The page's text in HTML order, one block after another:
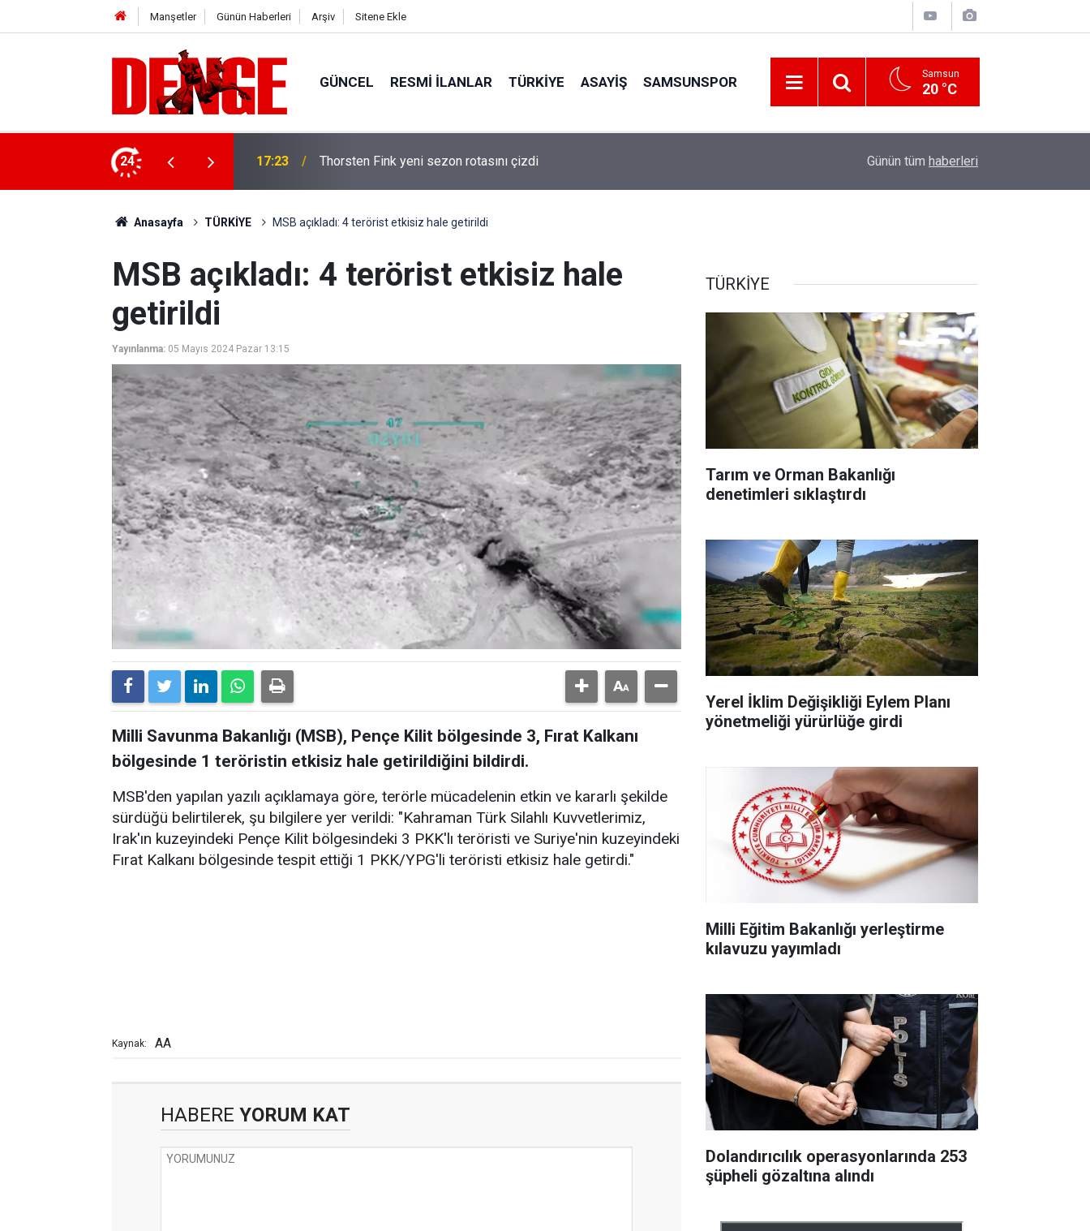
Manşetler Günün Haberleri Arşiv Sitene Ekle
GÜNCEL RESMI İLANLAR TÜRKİYE ASAYİŞ SAMSUNSPOR Samsun
20 °C
24 17:23 Thorsten Fink yeni sezon rotasını çizdi Vatandaşlar evlerinden danışmanlık hizmeti
Günün tüm haberleri
Anasayfa TÜRKİYE MSB açıkladı: 4 terörist etkisiz hale getirildi
MSB açıkladı: 4 terörist etkisiz hale
getirildi
Yayınlanma: 05 Mayıs 2024 Pazar 13:15
Milli Savunma Bakanlığı (MSB), Pençe Kilit bölgesinde 3, Fırat Kalkanı
bölgesinde 1 teröristin etkisiz hale getirildiğini bildirdi.
MSB'den yapılan yazılı açıklamaya göre, terörle mücadelenin etkin ve kararlı şekilde
sürdüğü belirtilerek, şu bilgilere yer verildi: "Kahraman Türk Silahlı Kuvvetlerimiz,
Irak'ın kuzeyindeki Pençe Kilit bölgesindeki 3 PKK'lı teröristi ve Suriye'nin kuzeyindeki
Fırat Kalkanı bölgesinde tespit ettiği 1 PKK/YPG'li teröristi etkisiz hale getirdi."
Kaynak: AA
HABERE YORUM KAT
TÜRKİYE
Tarım ve Orman Bakanlığı
denetimleri sıklaştırdı
Yerel İklim Değişikliği Eylem Planı
yönetmeliği yürürlüğe girdi
Milli Eğitim Bakanlığı yerleştirme
kılavuzu yayımladı
Dolandırıcılık operasyonlarında 253
şüpheli gözaltına alındı